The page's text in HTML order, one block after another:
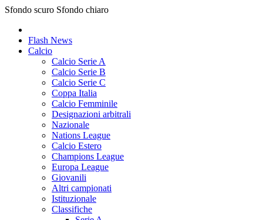
Sfondo scuro Sfondo chiaro
Flash News
Calcio
Calcio Serie A
Calcio Serie B
Calcio Serie C
Coppa Italia
Calcio Femminile
Designazioni arbitrali
Nazionale
Nations League
Calcio Estero
Champions League
Europa League
Giovanili
Altri campionati
Istituzionale
Classifiche